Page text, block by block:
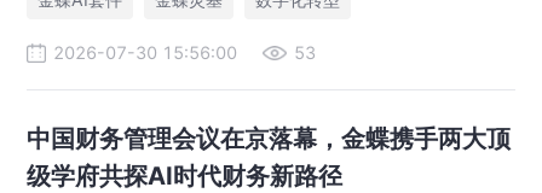
2026-07-30 15:56:00 53
中国财务管理会议在京落幕，金蝶携手两大顶
级学府共探AI时代财务新路径